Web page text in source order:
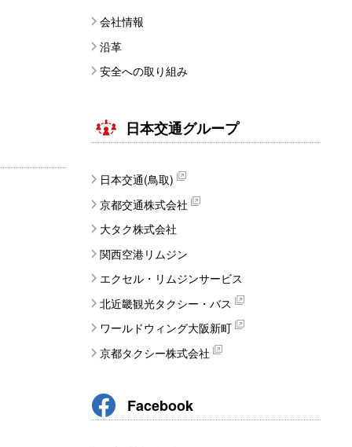
会社情報
沿革
安全への取り組み
日本交通グループ
日本交通(鳥取)
京都交通株式会社
大タク株式会社
関西空港リムジン
エクセル・リムジンサービス
北近畿観光タクシー・バス
ワールドウィング大阪新町
京都タクシー株式会社
Facebook